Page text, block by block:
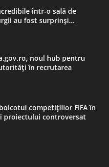
într-o sală de
au fost surprinși...
noul hub pentru
în recrutarea
competițiilor FIFA în
proiectului controversat